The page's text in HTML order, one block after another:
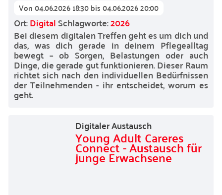
Von04.06.2026 18:30bis04.06.2026 20:00
Ort:DigitalSchlagworte:2026
Bei diesem digitalen Treffen geht es um dich und
das, was dich gerade in deinem Pflegealltag
bewegt – ob Sorgen, Belastungen oder auch
Dinge, die gerade gut funktionieren. Dieser Raum
richtet sich nach den individuellen Bedürfnissen
der Teilnehmenden - ihr entscheidet, worum es
geht.
Digitaler Austausch
Young Adult Careres
Connect - Austausch für
junge Erwachsene